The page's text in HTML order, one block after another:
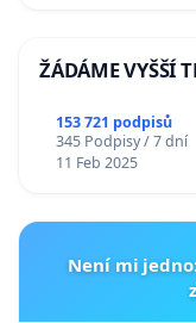
ŽÁDÁME VYŠŠÍ
153 721 podpisů
345 Podpisy / 7 dní
11 Feb 2025
Není mi